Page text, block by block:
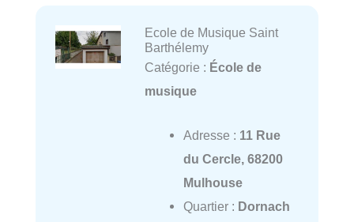
Ecole de Musique Saint
Barthélemy
Catégorie : École de
musique
Adresse : 11 Rue
du Cercle, 68200
Mulhouse
Quartier : Dornach